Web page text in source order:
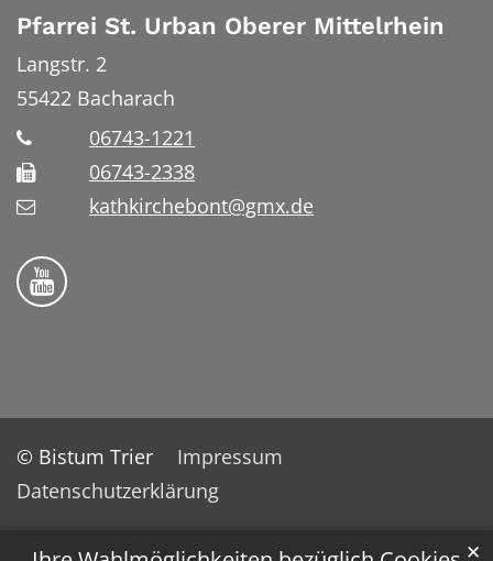
✕
Pfarrei St. Urban Oberer Mittelrhein
Langstr. 2
55422 Bacharach
06743-1221
06743-2338
kathkirchebont@gmx.de
Folge uns auf YouTube
© Bistum Trier
Impressum
Datenschutzerklärung